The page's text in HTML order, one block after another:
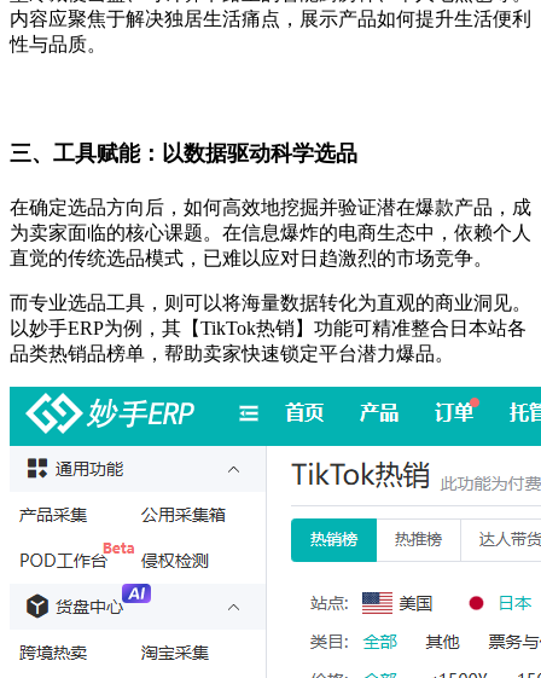
内容应聚焦于解决独居生活痛点，展示产品如何提升生活便利
性与品质。
三、工具赋能：以数据驱动科学选品
在确定选品方向后，如何高效地挖掘并验证潜在爆款产品，成
为卖家面临的核心课题。在信息爆炸的电商生态中，依赖个人
直觉的传统选品模式，已难以应对日趋激烈的市场竞争。
而专业选品工具，则可以将海量数据转化为直观的商业洞见。
以妙手ERP为例，其【TikTok热销】功能可精准整合日本站各
品类热销品榜单，帮助卖家快速锁定平台潜力爆品。